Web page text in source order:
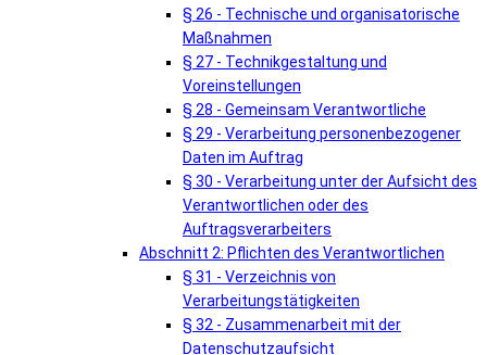
§ 26 - Technische und organisatorische
Maßnahmen
§ 27 - Technikgestaltung und
Voreinstellungen
§ 28 - Gemeinsam Verantwortliche
§ 29 - Verarbeitung personenbezogener
Daten im Auftrag
§ 30 - Verarbeitung unter der Aufsicht des
Verantwortlichen oder des
Auftragsverarbeiters
Abschnitt 2: Pflichten des Verantwortlichen
§ 31 - Verzeichnis von
Verarbeitungstätigkeiten
§ 32 - Zusammenarbeit mit der
Datenschutzaufsicht